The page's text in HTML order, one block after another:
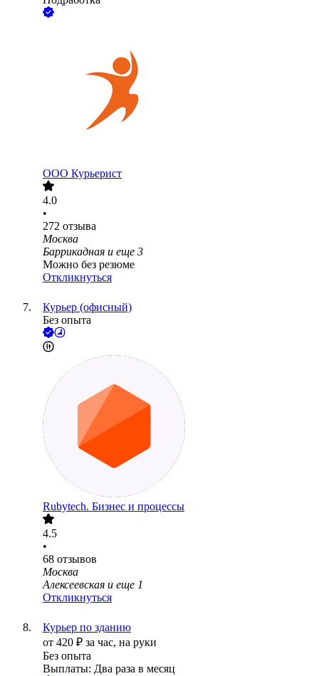
ООО Курьерист
4.0
•
272 отзыва
Москва
Баррикадная и еще 3
Можно без резюме
Откликнуться
Курьер (офисный)
Без опыта
Rubytech. Бизнес и процессы
4.5
•
68 отзывов
Москва
Алексеевская и еще 1
Откликнуться
Курьер по зданию
от 420 ₽ за час, на руки
Без опыта
Выплаты: Два раза в месяц